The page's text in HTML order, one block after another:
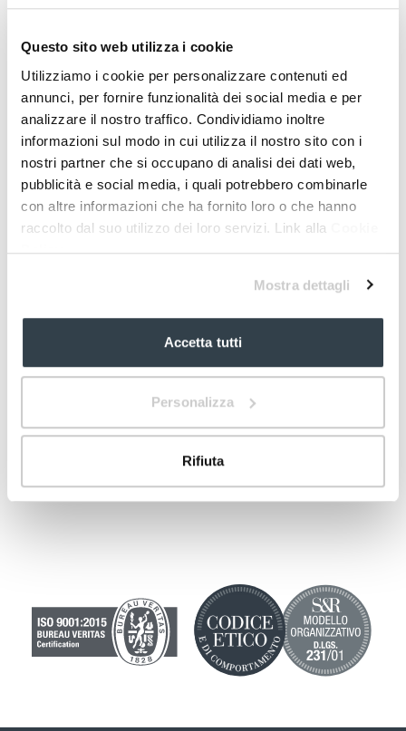
Questo sito web utilizza i cookie
Utilizziamo i cookie per personalizzare contenuti ed
annunci, per fornire funzionalità dei social media e per
analizzare il nostro traffico. Condividiamo inoltre
informazioni sul modo in cui utilizza il nostro sito con i
nostri partner che si occupano di analisi dei dati web,
pubblicità e social media, i quali potrebbero combinarle
con altre informazioni che ha fornito loro o che hanno
raccolto dal suo utilizzo dei loro servizi. Link alla
Policy
Mostra dettagli
Accetta tutti
Personalizza
Rifiuta
ad azione emolliente e protettiva
DERIVATO PROTEICO DELL’AVENA
ad azione lenitiva naturale
ACIDO LATTICO
ad azione riequilibrante del livello di acidità dei genitali
esterni
ACIDO IALURONICO
ad azione idratante